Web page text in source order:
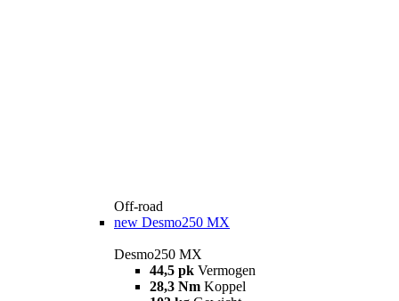
Off-road
new Desmo250 MX
Desmo250 MX
44,5 pk Vermogen
28,3 Nm Koppel